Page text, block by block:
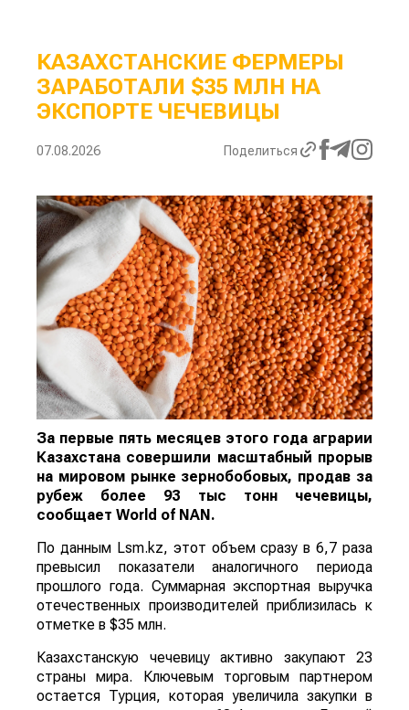
КАЗАХСТАНСКИЕ ФЕРМЕРЫ
ЗАРАБОТАЛИ $35 МЛН НА
ЭКСПОРТЕ ЧЕЧЕВИЦЫ
07.08.2026 Поделиться
За первые пять месяцев этого года аграрии
Казахстана совершили масштабный прорыв
на мировом рынке зернобобовых, продав за
рубеж более 93 тыс тонн чечевицы,
сообщает World of NAN.
По данным Lsm.kz, этот объем сразу в 6,7 раза
превысил показатели аналогичного периода
прошлого года. Суммарная экспортная выручка
отечественных производителей приблизилась к
отметке в $35 млн.
Казахстанскую чечевицу активно закупают 23
страны мира. Ключевым торговым партнером
остается Турция, которая увеличила закупки в